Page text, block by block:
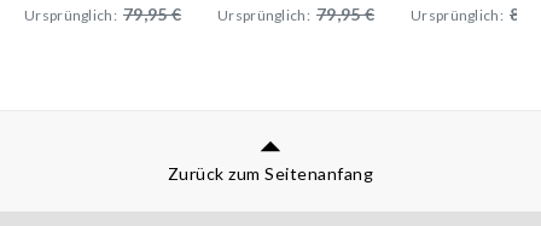
Ursprünglich: 79,95 € Ursprünglich: 79,95 € Ursprünglich:
Zurück zum Seitenanfang